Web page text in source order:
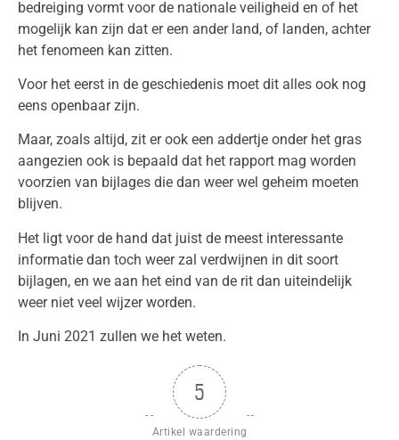
bedreiging vormt voor de nationale veiligheid en of het
mogelijk kan zijn dat er een ander land, of landen, achter
het fenomeen kan zitten.
Voor het eerst in de geschiedenis moet dit alles ook nog
eens openbaar zijn.
Maar, zoals altijd, zit er ook een addertje onder het gras
aangezien ook is bepaald dat het rapport mag worden
voorzien van bijlages die dan weer wel geheim moeten
blijven.
Het ligt voor de hand dat juist de meest interessante
informatie dan toch weer zal verdwijnen in dit soort
bijlagen, en we aan het eind van de rit dan uiteindelijk
weer niet veel wijzer worden.
In Juni 2021 zullen we het weten.
5
Artikel waardering